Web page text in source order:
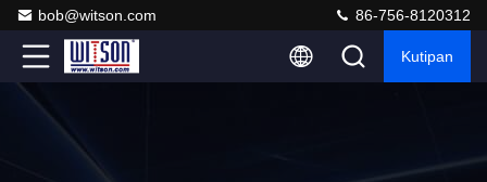
bob@witson.com 86-756-8120312
Kutipan